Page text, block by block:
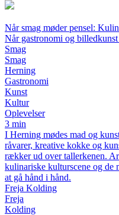
Når smag møder pensel:
Når gastronomi og
Smag
Smag
Herning
Gastronomi
Kunst
Kultur
Oplevelser
3 min
I Herning mødes mad og
råvarer, kreative kokke og
rækker ud over tallerkenen.
kulinariske kulturscene og de
at gå hånd i hånd.
Freja Kolding
Freja
Kolding